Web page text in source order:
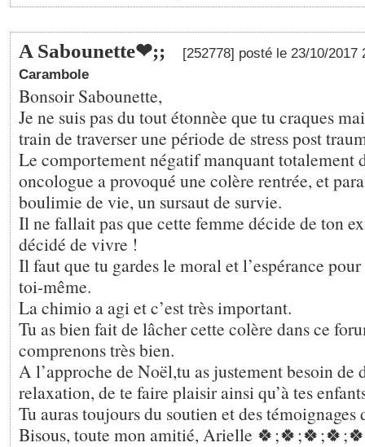
A Sabounette❤;️;
[252778] posté le 23/10/2017
Carambole
Bonsoir Sabounette,
Je ne suis pas du tout étonnèe que tu craques
train de traverser une période de stress post
Le comportement négatif manquant totalement
oncologue a provoqué une colère rentrée, et
boulimie de vie, un sursaut de survie.
Il ne fallait pas que cette femme décide de ton
décidé de vivre !
Il faut que tu gardes le moral et l’espérance
toi-même.
La chimio a agi et c’est très important.
Tu as bien fait de lâcher cette colère dans ce
comprenons très bien.
A l’approche de Noël,tu as justement besoin de
relaxation, de te faire plaisir ainsi qu’à tes
Tu auras toujours du soutien et des témoignages
Bisous, toute mon amitié, Arielle